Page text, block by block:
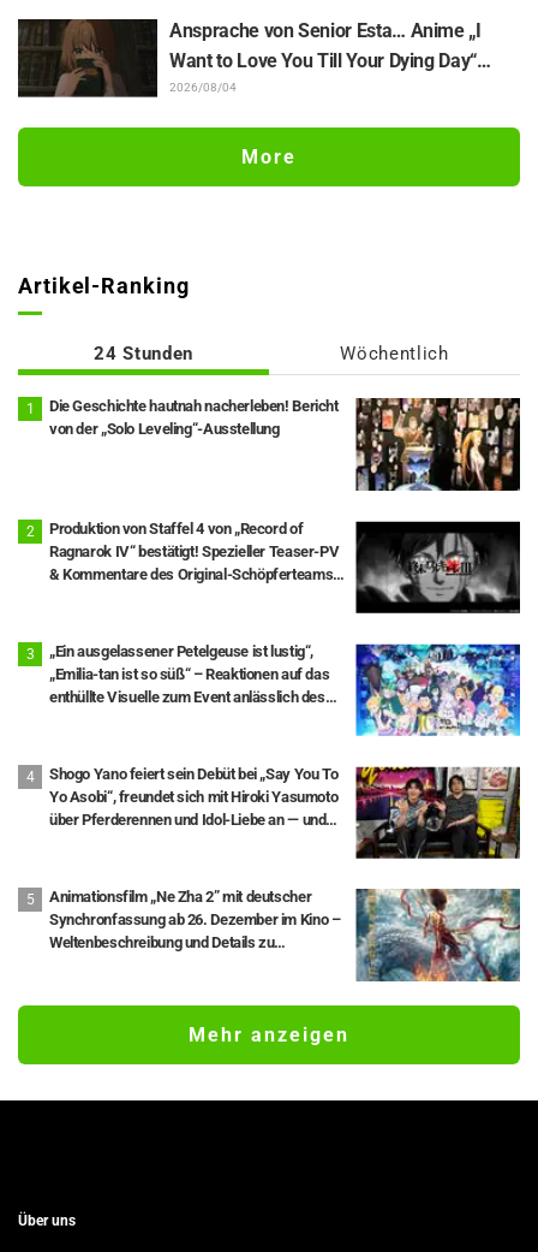
Ausstellung, auf denen Choso Yūji Itadori
auf die Pelle rückt
Ansprache von Senior Esta… Anime „I
Want to Love You Till Your Dying Day“
Enthüllung von Synopsis für Episode 5,
Episodenposter
2026/08/04
More
Artikel-Ranking
24 Stunden Wöchentlich
Die Geschichte hautnah nacherleben! Bericht
von der „Solo Leveling“-Ausstellung
Produktion von Staffel 4 von „Record of
Ragnarok IV“ bestätigt! Spezieller Teaser-PV
& Kommentare des Original-Schöpferteams
„Ein ausgelassener Petelgeuse ist lustig“,
„Emilia-tan ist so süß“ – Reaktionen auf das
enthüllte Visuelle zum Event anlässlich des
Shogo Yano feiert sein Debüt bei „Say You To
Yo Asobi“, freundet sich mit Hiroki Yasumoto
über Pferderennen und Idol-Liebe an — und
Animationsfilm „Ne Zha 2” mit deutscher
Synchronfassung ab 26. Dezember im Kino –
Weltenbeschreibung und Details zu
Mehr anzeigen
Über uns